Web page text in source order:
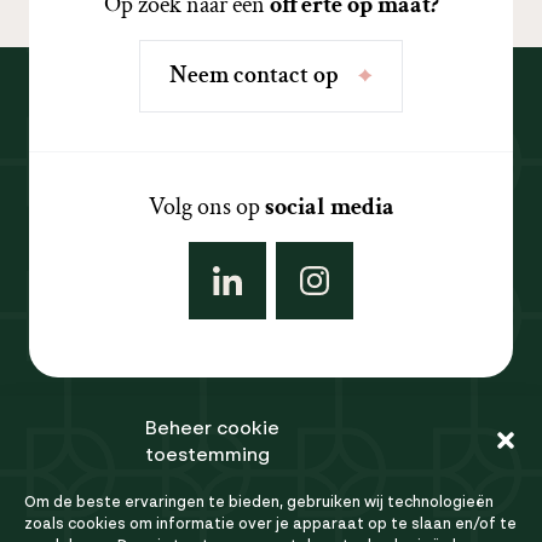
Beheer cookie
toestemming
Om de beste ervaringen te bieden, gebruiken wij technologieën
zoals cookies om informatie over je apparaat op te slaan en/of te
Neemcontactop
Volg ons opsocial media
Ons team
FAQ